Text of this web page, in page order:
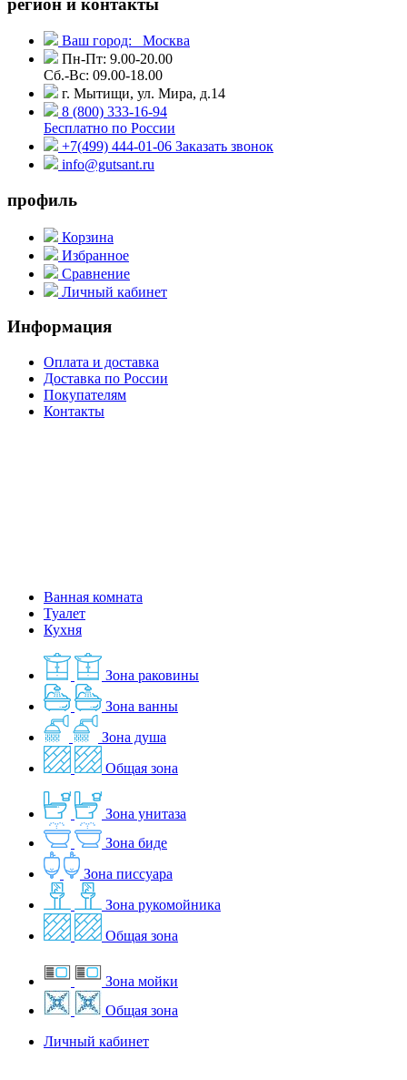
Ваш город:
Москва
Пн-Пт: 9.00-20.00
Сб.-Вс: 09.00-18.00
г. Мытищи, ул. Мира, д.14
8 (800) 333-16-94
Бесплатно по России
+7(499) 444-01-06 Заказать звонок
info@gutsant.ru
профиль
Корзина
Избранное
Сравнение
Личный кабинет
Информация
Оплата и доставка
Доставка по России
Покупателям
Контакты
Ванная комната
Туалет
Кухня
Зона раковины
Зона ванны
Зона душа
Общая зона
Зона унитаза
Зона биде
Зона писсуара
Зона рукомойника
Общая зона
Зона мойки
Общая зона
Личный кабинет